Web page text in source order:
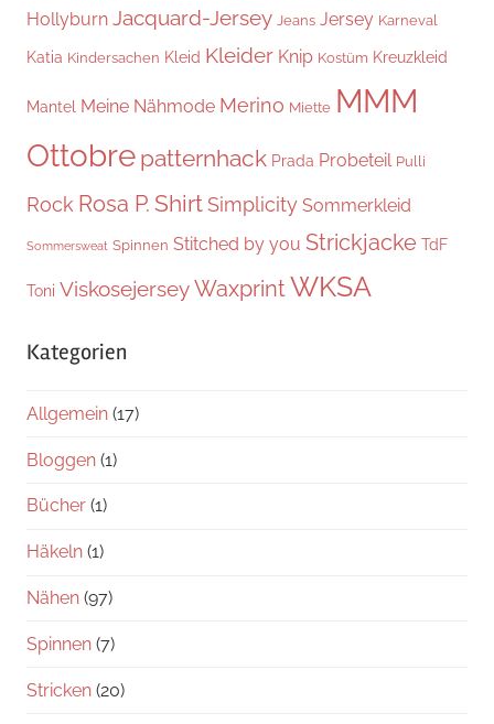
Hollyburn Jacquard-Jersey Jeans Jersey Karneval
Katia Kindersachen Kleid Kleider Knip Kostüm Kreuzkleid
Mantel Meine Nähmode Merino Miette MMM
Ottobre patternhack Prada Probeteil Pulli
Rock Rosa P. Shirt Simplicity Sommerkleid
Sommersweat Spinnen Stitched by you Strickjacke TdF
Toni ViskosejerseyWaxprintWKSA
Kategorien
Allgemein (17)
Bloggen (1)
Bücher (1)
Häkeln (1)
Nähen (97)
Spinnen (7)
Stricken (20)